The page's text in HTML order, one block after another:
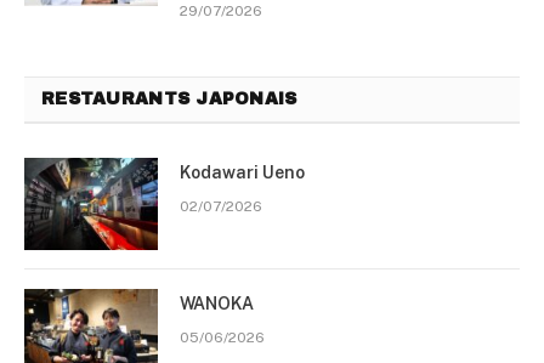
29/07/2026
RESTAURANTS JAPONAIS
Kodawari Ueno
02/07/2026
WANOKA
05/06/2026